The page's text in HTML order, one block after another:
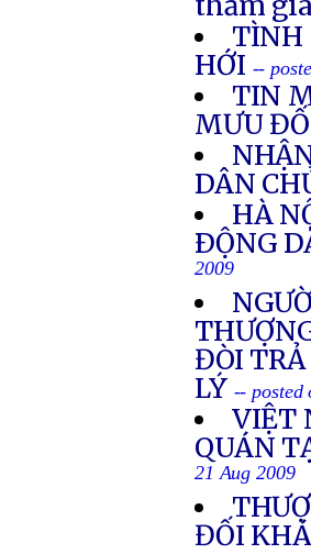
TÌNH
HỚI --
TIN
MƯU
DÂN
HÀ
ÐỘNG
2009
ĐÒI
LÝ -- posted
VIỆT
QUÁN
21 Aug 2009
ĐỐI